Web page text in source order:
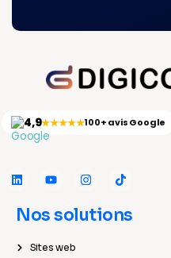
4,9★★★★★100+ avis Google
Nos solutions
Sites web